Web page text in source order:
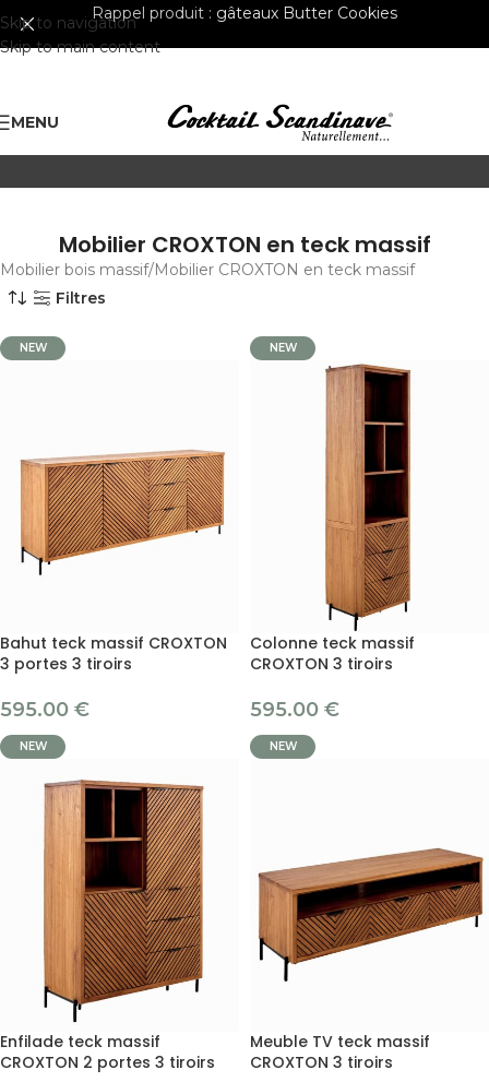
Skip to navigation
Skip to main content
Rappel produit : gâteaux Butter Cookies
MENU
Mobilier CROXTON en teck massif
Mobilier bois massif Mobilier CROXTON en teck massif
Filtres
NEW
Bahut teck massif CROXTON
3 portes 3 tiroirs
595.00 €
NEW
Colonne teck massif
CROXTON 3 tiroirs
595.00 €
NEW
Enfilade teck massif
CROXTON 2 portes 3 tiroirs
NEW
Meuble TV teck massif
CROXTON 3 tiroirs